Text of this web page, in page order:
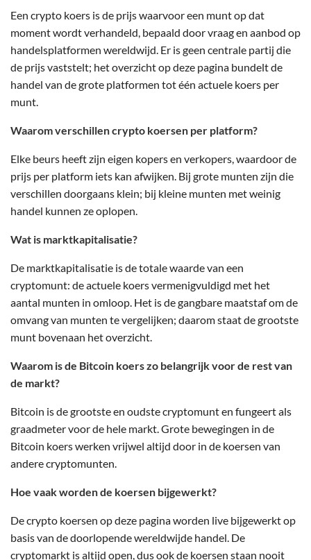
Een crypto koers is de prijs waarvoor een munt op dat
moment wordt verhandeld, bepaald door vraag en aanbod op
handelsplatformen wereldwijd. Er is geen centrale partij die
de prijs vaststelt; het overzicht op deze pagina bundelt de
handel van de grote platformen tot één actuele koers per
munt.
Waarom verschillen crypto koersen per platform?
Elke beurs heeft zijn eigen kopers en verkopers, waardoor de
prijs per platform iets kan afwijken. Bij grote munten zijn die
verschillen doorgaans klein; bij kleine munten met weinig
handel kunnen ze oplopen.
Wat is marktkapitalisatie?
De marktkapitalisatie is de totale waarde van een
cryptomunt: de actuele koers vermenigvuldigd met het
aantal munten in omloop. Het is de gangbare maatstaf om de
omvang van munten te vergelijken; daarom staat de grootste
munt bovenaan het overzicht.
Waarom is de Bitcoin koers zo belangrijk voor de rest van
de markt?
Bitcoin is de grootste en oudste cryptomunt en fungeert als
graadmeter voor de hele markt. Grote bewegingen in de
Bitcoin koers werken vrijwel altijd door in de koersen van
andere cryptomunten.
Hoe vaak worden de koersen bijgewerkt?
De crypto koersen op deze pagina worden live bijgewerkt op
basis van de doorlopende wereldwijde handel. De
cryptomarkt is altijd open, dus ook de koersen staan nooit